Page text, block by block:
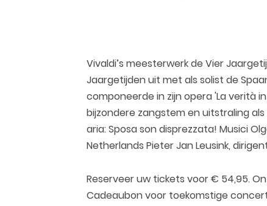
Vivaldi’s meesterwerk de Vier
Jaargetijden uit met als solist de
componeerde in zijn opera 'La verità
bijzondere zangstem en uitstraling
aria: Sposa son disprezzata! Musici
Netherlands Pieter Jan Leusink,
Reserveer uw tickets voor € 54,95.
Cadeaubon voor toekomstige